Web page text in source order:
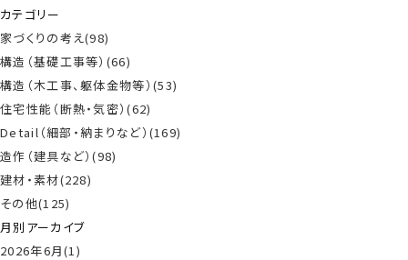
カテゴリー
家づくりの考え(98)
構造（基礎工事等）(66)
構造（木工事、躯体金物等）(53)
住宅性能（断熱・気密）(62)
Detail（細部・納まりなど）(169)
造作（建具など）(98)
建材・素材(228)
その他(125)
月別アーカイブ
2026年6月(1)